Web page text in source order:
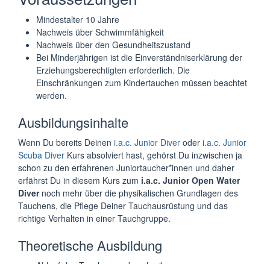
und Traun
Mindestalter 10 Jahre
Nachweis über Schwimmfähigkeit
Nachweis über den Gesundheitszustand
Bei Minderjährigen ist die Einverständniserklärung der
Erziehungsberechtigten erforderlich. Die
Einschränkungen zum Kindertauchen müssen beachtet
werden.
Ausbildungsinhalte
Wenn Du bereits Deinen i.a.c. Junior Diver oder i.a.c. Junior
Scuba Diver Kurs absolviert hast, gehörst Du inzwischen ja
schon zu den erfahrenen Juniortaucher*innen und daher
erfährst Du in diesem Kurs zum i.a.c. Junior Open Water
Divernoch mehr über die physikalischen Grundlagen des
Tauchens, die Pflege Deiner Tauchausrüstung und das
richtige Verhalten in einer Tauchgruppe.
Theoretische Ausbildung